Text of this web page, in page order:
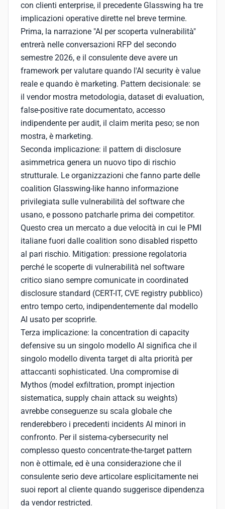
con clienti enterprise, il precedente Glasswing ha tre
implicazioni operative dirette nel breve termine.
Prima, la narrazione "AI per scoperta vulnerabilità"
entrerà nelle conversazioni RFP del secondo
semestre 2026, e il consulente deve avere un
framework per valutare quando l'AI security è value
reale e quando è marketing. Pattern decisionale: se
il vendor mostra metodologia, dataset di evaluation,
false-positive rate documentato, accesso
indipendente per audit, il claim merita peso; se non
mostra, è marketing.
Seconda implicazione: il pattern di disclosure
asimmetrica genera un nuovo tipo di rischio
strutturale. Le organizzazioni che fanno parte delle
coalition Glasswing-like hanno informazione
privilegiata sulle vulnerabilità del software che
usano, e possono patcharle prima dei competitor.
Questo crea un mercato a due velocità in cui le PMI
italiane fuori dalle coalition sono disabled rispetto
al pari rischio. Mitigation: pressione regolatoria
perché le scoperte di vulnerabilità nel software
critico siano sempre comunicate in coordinated
disclosure standard (CERT-IT, CVE registry pubblico)
entro tempo certo, indipendentemente dal modello
AI usato per scoprirle.
Terza implicazione: la concentration di capacity
defensive su un singolo modello AI significa che il
singolo modello diventa target di alta priorità per
attaccanti sophisticated. Una compromise di
Mythos (model exfiltration, prompt injection
sistematica, supply chain attack su weights)
avrebbe conseguenze su scala globale che
renderebbero i precedenti incidents AI minori in
confronto. Per il sistema-cybersecurity nel
complesso questo concentrate-the-target pattern
non è ottimale, ed è una considerazione che il
consulente serio deve articolare esplicitamente nei
suoi report al cliente quando suggerisce dipendenza
da vendor restricted.